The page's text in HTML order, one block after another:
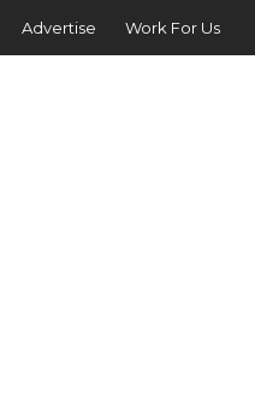
Advertise Work For Us